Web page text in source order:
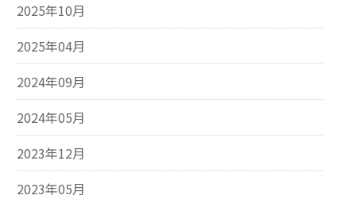
2025年10月
2025年04月
2024年09月
2024年05月
2023年12月
2023年05月